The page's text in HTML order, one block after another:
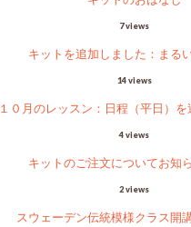
7 views
キットを追加しました：まる
14 views
１０月のレッスン：日程（平日）を
4 views
キットのご注文についてお知
2 views
スウェーデン伝統模様クラス開